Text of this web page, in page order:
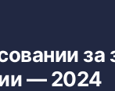
— 2024